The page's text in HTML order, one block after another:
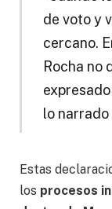
de voto y
cercano.
Rocha no
lo narrado
Estas
los procesos